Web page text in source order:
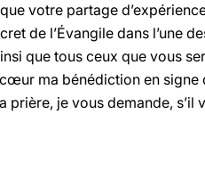
votre partage
de l’Évangile dans l’une
que tous ceux que vous
ma bénédiction en signe
prière, je vous demande,